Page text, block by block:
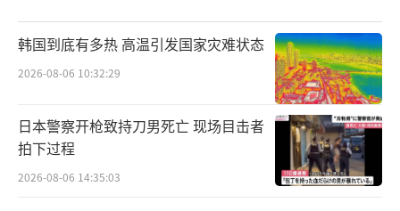
韩国到底有多热 高温引发国家灾难状态
2026-08-06 10:32:29
日本警察开枪致持刀男死亡 现场目击者
拍下过程
2026-08-06 14:35:03